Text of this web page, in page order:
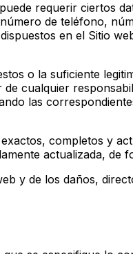
requerir ciertos
de teléfono,
en el Sitio
o la suficiente
cualquier
las
completos y
actualizada, de
y de los daños,